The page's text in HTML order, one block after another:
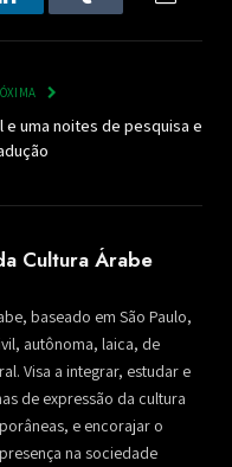
LinkedInTumblr Email
e uma noites de pesquisa e
Cultura Árabe
baseado em São Paulo,
autônoma, laica, de
Visa a integrar, estudar e
de expressão da cultura
e encorajar o
na sociedade